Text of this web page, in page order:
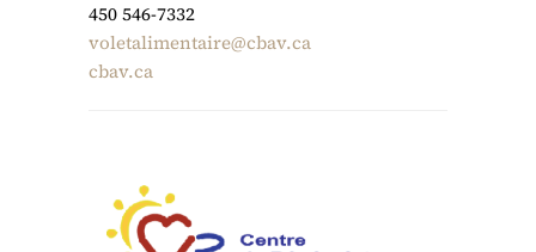
450 546-7332
voletalimentaire@cbav.ca
cbav.ca